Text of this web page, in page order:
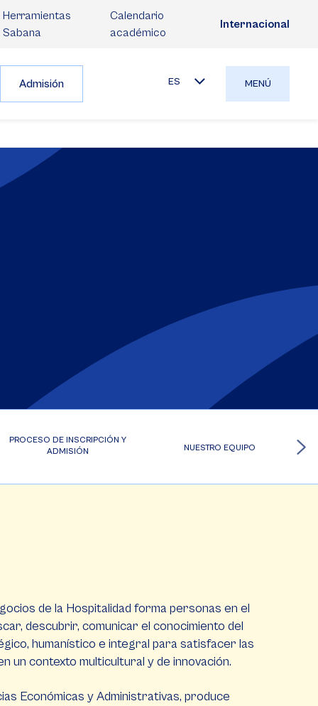
Herramientas
Sabana
Calendario
académico
Internacional
Admisión ES MENÚ
PROCESO DE INSCRIPCIÓN Y
ADMISIÓN
NUESTRO EQUIPO
de la Hospitalidad forma personas en el
descubrir, comunicar el conocimiento del
humanístico e integral para satisfacer las
un contexto multicultural y de innovación.
Económicas y Administrativas, produce